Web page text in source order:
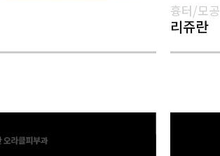
흉터/모공
리쥬란